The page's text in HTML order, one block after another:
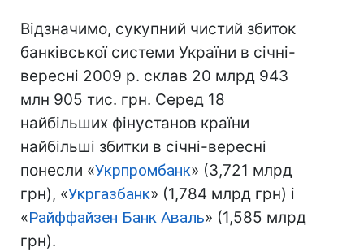
Відзначимо, сукупний чистий збиток
банківської системи України в січні-
вересні 2009 р. склав 20 млрд 943
млн 905 тис. грн. Серед 18
найбільших фінустанов країни
найбільші збитки в січні-вересні
понесли «Укрпромбанк» (3,721 млрд
грн), «Укргазбанк» (1,784 млрд грн) і
«Райффайзен Банк Аваль» (1,585 млрд
грн).